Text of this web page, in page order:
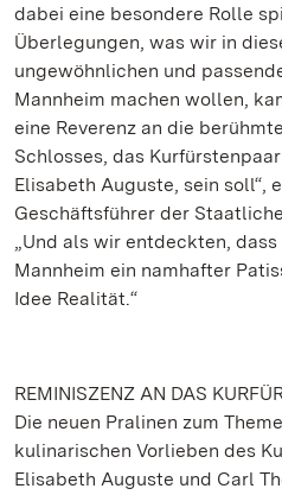
dabei eine besondere Rolle
Überlegungen, was wir in
ungewöhnlichen und
Mannheim machen wollen,
eine Reverenz an die
Schlosses, das
Elisabeth Auguste, sein soll“,
Geschäftsführer der
„Und als wir entdeckten,
Mannheim ein namhafter
Idee Realität.“
REMINISZENZ AN DAS
Die neuen Pralinen zum
kulinarischen Vorlieben des
Elisabeth Auguste und Carl